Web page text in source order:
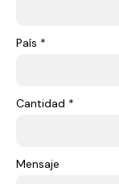
País *
Cantidad *
Mensaje